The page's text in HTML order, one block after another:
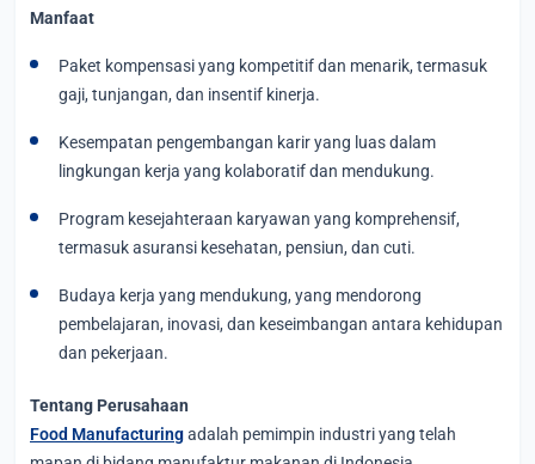
Manfaat
Paket kompensasi yang kompetitif dan menarik, termasuk
gaji, tunjangan, dan insentif kinerja.
Kesempatan pengembangan karir yang luas dalam
lingkungan kerja yang kolaboratif dan mendukung.
Program kesejahteraan karyawan yang komprehensif,
termasuk asuransi kesehatan, pensiun, dan cuti.
Budaya kerja yang mendukung, yang mendorong
pembelajaran, inovasi, dan keseimbangan antara kehidupan
dan pekerjaan.
Tentang Perusahaan
Food Manufacturingadalah pemimpin industri yang telah